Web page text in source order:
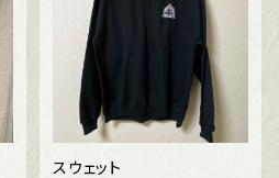
スウェット